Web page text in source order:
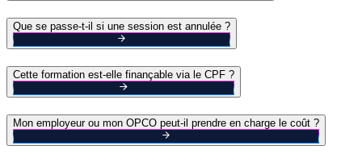
Que se passe-t-il si une session est annulée ?
Cette formation est-elle finançable via le CPF ?
Mon employeur ou mon OPCO peut-il prendre en charge le coût ?